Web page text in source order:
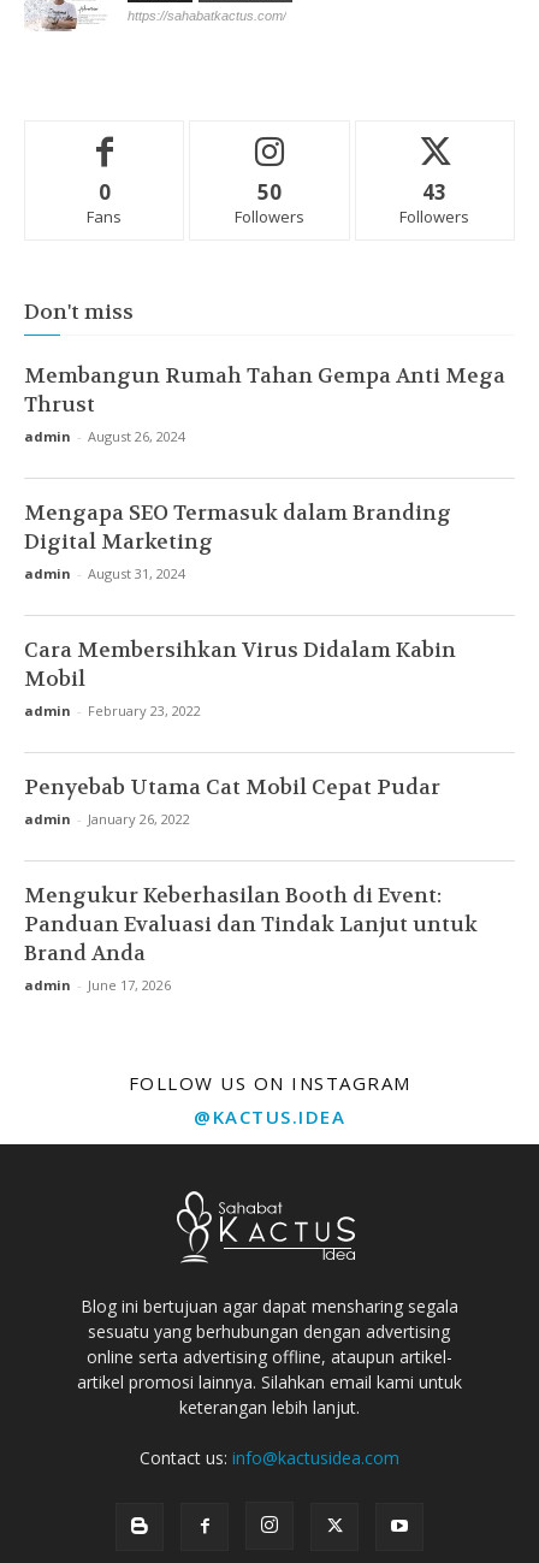
https://sahabatkactus.com/
0
Fans
50
Followers
43
Followers
Don't miss
Membangun Rumah Tahan Gempa Anti Mega
Thrust
admin - August 26, 2024
Mengapa SEO Termasuk dalam Branding
Digital Marketing
admin - August 31, 2024
Cara Membersihkan Virus Didalam Kabin
Mobil
admin - February 23, 2022
Penyebab Utama Cat Mobil Cepat Pudar
admin - January 26, 2022
Mengukur Keberhasilan Booth di Event:
Panduan Evaluasi dan Tindak Lanjut untuk
Brand Anda
admin - June 17, 2026
FOLLOW US ON INSTAGRAM
@KACTUS.IDEA
Blog ini bertujuan agar dapat mensharing segala
sesuatu yang berhubungan dengan advertising
online serta advertising offline, ataupun artikel-
artikel promosi lainnya. Silahkan email kami untuk
keterangan lebih lanjut.
Contact us: info@kactusidea.com